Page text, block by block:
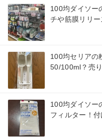
100均ダイソー
チや筋膜リリー
100均セリアの
50/100ml？売
100均ダイソー
フィルター！付